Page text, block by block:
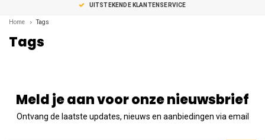
UITSTEKENDE KLANTENSERVICE
Home Tags
Tags
Meld je aan voor onze nieuwsbrief
Ontvang de laatste updates, nieuws en aanbiedingen via email